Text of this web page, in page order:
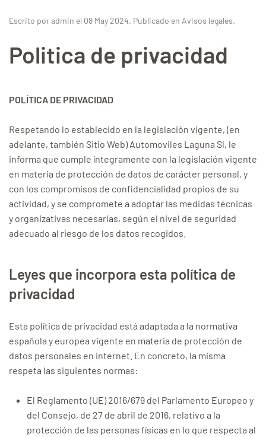
Escrito por admin el 08 May 2024. Publicado en Avisos legales.
Politica de privacidad
POLÍTICA DE PRIVACIDAD
Respetando lo establecido en la legislación vigente, (en
adelante, también Sitio Web) Automoviles Laguna Sl, le
informa que cumple íntegramente con la legislación vigente
en materia de protección de datos de carácter personal, y
con los compromisos de confidencialidad propios de su
actividad, y se compromete a adoptar las medidas técnicas
y organizativas necesarias, según el nivel de seguridad
adecuado al riesgo de los datos recogidos.
Leyes que incorpora esta política de
privacidad
Esta política de privacidad está adaptada a la normativa
española y europea vigente en materia de protección de
datos personales en internet. En concreto, la misma
respeta las siguientes normas:
El Reglamento (UE) 2016/679 del Parlamento Europeo y
del Consejo, de 27 de abril de 2016, relativo a la
protección de las personas físicas en lo que respecta al